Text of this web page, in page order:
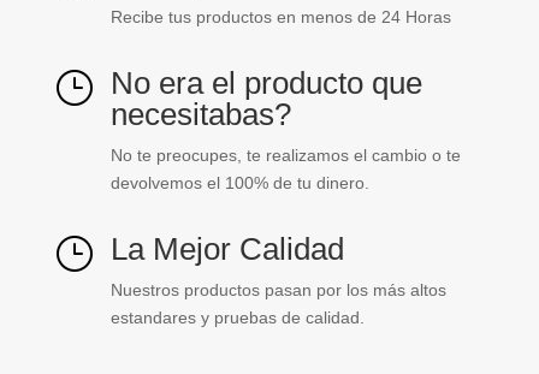
Recibe tus productos en menos de 24 Horas
} No era el producto que
necesitabas?
No te preocupes, te realizamos el cambio o te
devolvemos el 100% de tu dinero.
} La Mejor Calidad
Nuestros productos pasan por los más altos
estandares y pruebas de calidad.